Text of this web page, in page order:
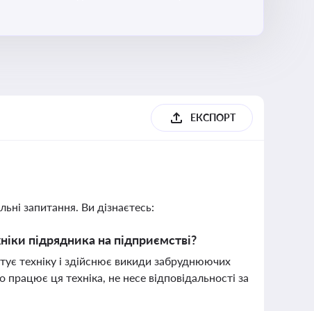
ЕКСПОРТ
запитання. Ви дізнаєтесь:
підрядника на підприємстві?
техніку і здійснює викиди забруднюючих
ця техніка, не несе відповідальності за